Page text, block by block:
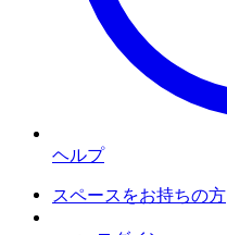
ヘルプ
スペースをお持ちの方